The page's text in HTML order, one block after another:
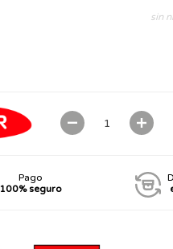
sin
Pago
100% seguro